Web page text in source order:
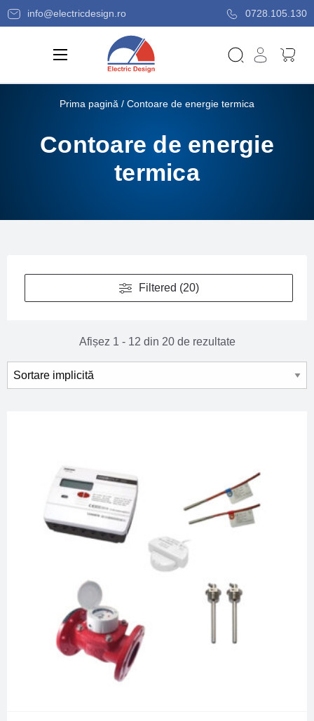
info@electricdesign.ro 0728.105.130
Prima pagină / Contoare de energie termica
Contoare de energie
termica
Filtered (20)
Afișez 1 - 12 din 20 de rezultate